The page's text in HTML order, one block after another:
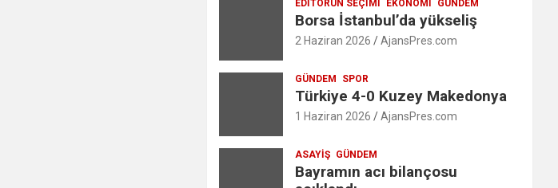
EDITÖRÜN SEÇIMI EKONOMI GÜNDEM
Borsa İstanbul’da yükseliş
2 Haziran 2026 AjansPres.com
GÜNDEM SPOR
Türkiye 4-0 Kuzey Makedonya
1 Haziran 2026 AjansPres.com
ASAYIŞ GÜNDEM
Bayramın acı bilançosu